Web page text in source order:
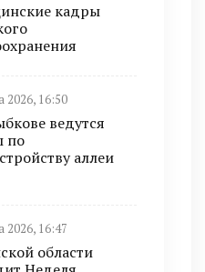
кадры
2026, 16:50
ведутся
по
аллеи
2026, 16:47
области